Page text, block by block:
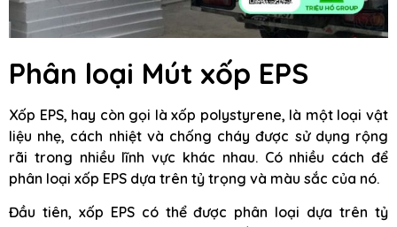
Phân loại Mút xốp EPS
Xốp EPS, hay còn gọi là xốp polystyrene, là một loại vật
liệu nhẹ, cách nhiệt và chống cháy được sử dụng rộng
rãi trong nhiều lĩnh vực khác nhau. Có nhiều cách để
phân loại xốp EPS dựa trên tỷ trọng và màu sắc của nó.
Đầu tiên, xốp EPS có thể được phân loại dựa trên tỷ